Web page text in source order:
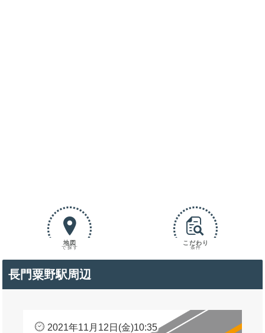
地図
で探す
こだわり
条件
長門粟野駅周辺
2021年11月12日(金)10:35